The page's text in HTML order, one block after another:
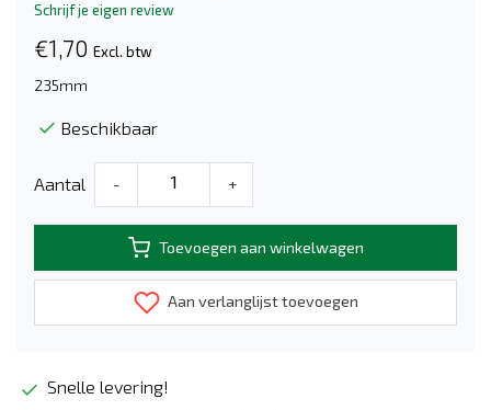
Schrijf je eigen review
€1,70 Excl. btw
235mm
Beschikbaar
Aantal - +
Toevoegen aan winkelwagen
Aan verlanglijst toevoegen
Snelle levering!